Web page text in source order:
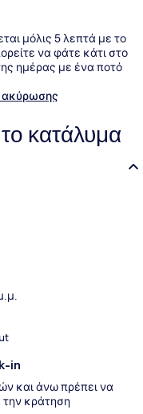
μόλις 5 λεπτά με το
να φάτε κάτι στο
ημέρας με ένα ποτό
ακύρωσης
κατάλυμα
in
και άνω πρέπει να
την κράτηση